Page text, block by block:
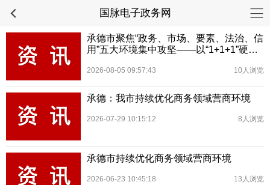
国脉电子政务网
承德市聚焦“政务、市场、要素、法治、信
用”五大环境集中攻坚——以“1+1+1”硬机
2026-08-05 09:57:43 10人浏览
承德：我市持续优化商务领域营商环境
2026-07-29 10:15:12 8人浏览
承德市持续优化商务领域营商环境
2026-06-23 10:45:18 13人浏览